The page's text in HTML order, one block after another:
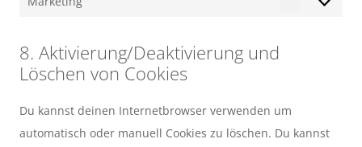
Marketing
8. Aktivierung/Deaktivierung und
Löschen von Cookies
Du kannst deinen Internetbrowser verwenden um
automatisch oder manuell Cookies zu löschen. Du kannst